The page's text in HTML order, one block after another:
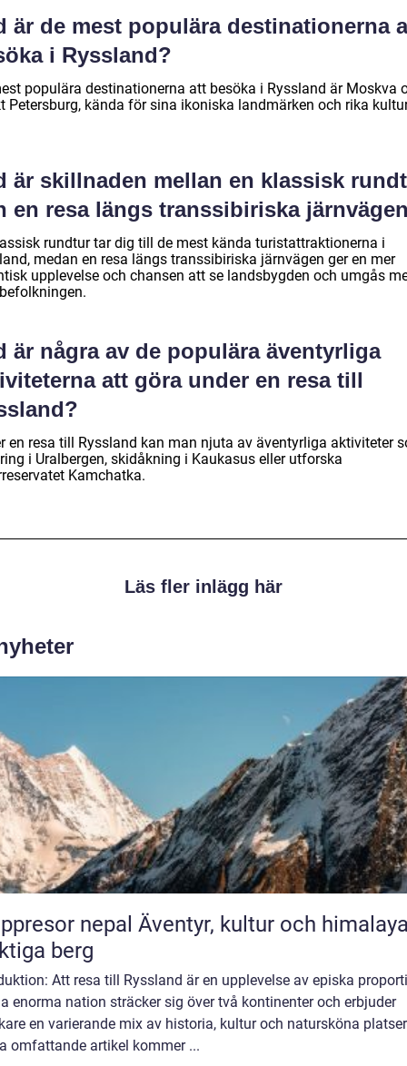
är de mest populära destinationerna
i Ryssland?
populära destinationerna att besöka i Ryssland är Moskva
Petersburg, kända för sina ikoniska landmärken och rika
är skillnaden mellan en klassisk
en resa längs transsibiriska
rundtur tar dig till de mest kända turistattraktionerna i
medan en resa längs transsibiriska järnvägen ger en mer
upplevelse och chansen att se landsbygden och umgås
är några av de populära äventyrliga
att göra under en resa till
en resa till Ryssland kan man njuta av äventyrliga aktiviteter
i Uralbergen, skidåkning i Kaukasus eller utforska
Kamchatka.
Läs fler inlägg här
nepal Äventyr, kultur och himalayas
berg
Att resa till Ryssland är en upplevelse av episka
enorma nation sträcker sig över två kontinenter och erbjuder
en varierande mix av historia, kultur och natursköna
omfattande artikel kommer ...